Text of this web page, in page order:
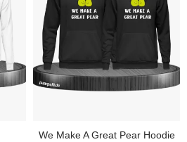
We Make A Great Pear Hoodie